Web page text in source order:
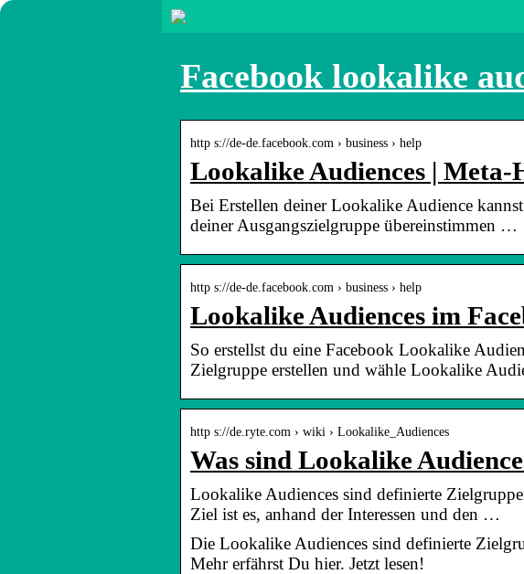
Facebook lookalike
http s://de-de.facebook.com › business › help
Lookalike Audiences |
Bei Erstellen deiner Lookalike Audience
deiner Ausgangszielgruppe übereinstimmen …
http s://de-de.facebook.com › business › help
Lookalike Audiences im
So erstellst du eine Facebook Lookalike
Zielgruppe erstellen und wähle Lookalike
http s://de.ryte.com › wiki › Lookalike_Audiences
Was sind Lookalike
Lookalike Audiences sind definierte
Ziel ist es, anhand der Interessen und den …
Die Lookalike Audiences sind definierte
Mehr erfährst Du hier. Jetzt lesen!